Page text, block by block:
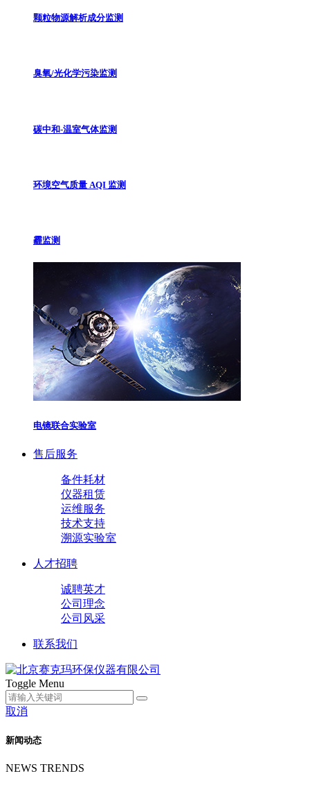
颗粒物源解析成分监测
臭氧/光化学污染监测
碳中和-温室气体监测
环境空气质量 AQI 监测
霾监测
电镜联合实验室
售后服务
备件耗材
仪器租赁
运维服务
技术支持
溯源实验室
人才招聘
诚聘英才
公司理念
公司风采
联系我们
Toggle Menu
取消
新闻动态
NEWS TRENDS